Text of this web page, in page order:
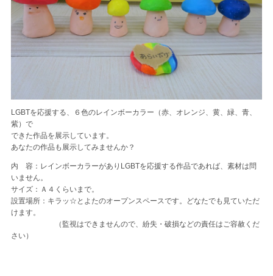
LGBTを応援する、６色のレインボーカラー（赤、オレンジ、黄、緑、青、
紫）で
できた作品を展示しています。
あなたの作品も展示してみませんか？
内 容：レインボーカラーがありLGBTを応援する作品であれば、素材は問
いません。
サイズ：Ａ４くらいまで。
設置場所：キラッ☆とよたのオープンスペースです。どなたでも見ていただ
けます。
（監視はできませんので、紛失・破損などの責任はご容赦くだ
さい）